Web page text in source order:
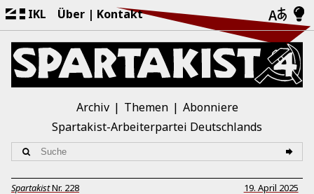
IKL Über Kontakt
Archiv Themen
Abonniere
Spartakist-Arbeiterpartei Deutschlands
SpartakistNr. 228 19. April 2025